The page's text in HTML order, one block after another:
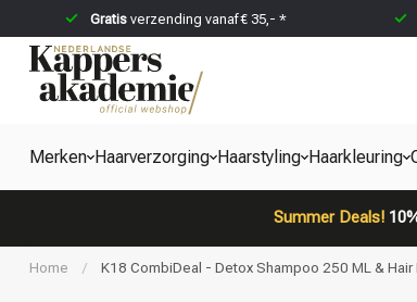
Gratisverzending vanaf € 35,- *
Merken Haarverzorging Haarstyling Haarkleuring
Summer Deals!
Home / K18 CombiDeal - Detox Shampoo 250 ML &